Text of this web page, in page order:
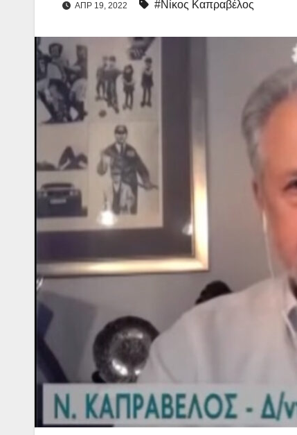
ΑΠΡ 19, 2022 #Νίκος Καπραβέλος